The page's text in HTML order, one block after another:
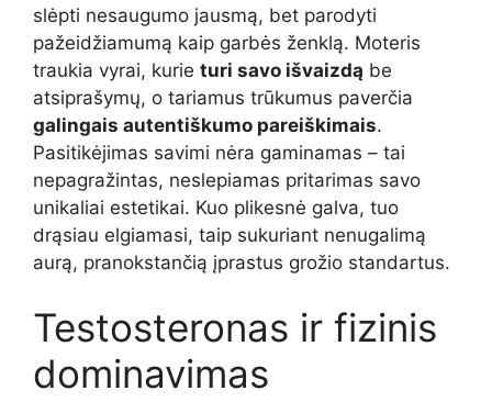
slėpti nesaugumo jausmą, bet parodyti
pažeidžiamumą kaip garbės ženklą. Moteris
traukia vyrai, kurie turi savo išvaizdą be
atsiprašymų, o tariamus trūkumus paverčia
galingais autentiškumo pareiškimais.
Pasitikėjimas savimi nėra gaminamas – tai
nepagražintas, neslepiamas pritarimas savo
unikaliai estetikai. Kuo plikesnė galva, tuo
drąsiau elgiamasi, taip sukuriant nenugalimą
aurą, pranokstančią įprastus grožio standartus.
Testosteronas ir fizinis
dominavimas